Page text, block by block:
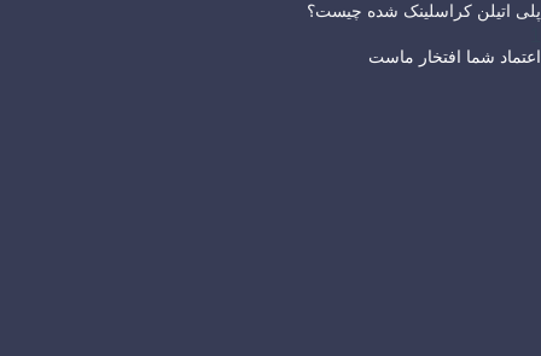
پلی اتیلن کراسلینک شده چیست؟
اعتماد شما افتخار ماست